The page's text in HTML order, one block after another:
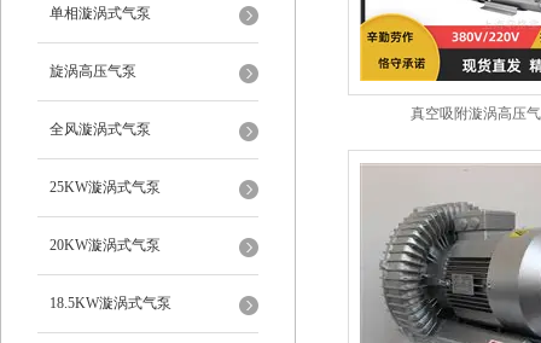
单相漩涡式气泵
旋涡高压气泵
全风漩涡式气泵
25KW漩涡式气泵
20KW漩涡式气泵
18.5KW漩涡式气泵
真空吸附漩涡高压